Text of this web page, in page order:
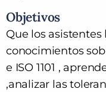
Objetivos
Que los
conocimientos s
e ISO 1101 ,
,analizar las